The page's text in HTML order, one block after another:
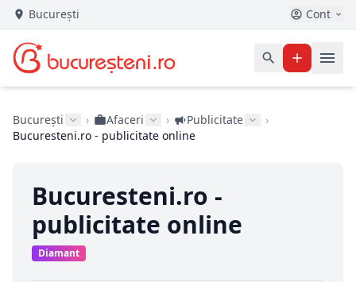
București Cont
București › Afaceri › Publicitate
›
Bucuresteni.ro - publicitate online
Bucuresteni.ro -
publicitate online
Diamant